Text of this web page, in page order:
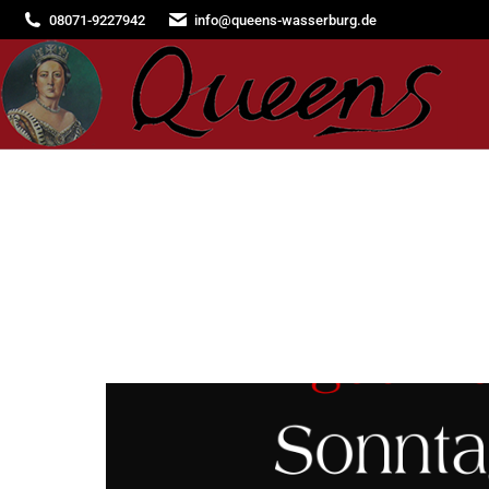
08071-9227942 info@queens-wasserburg.de